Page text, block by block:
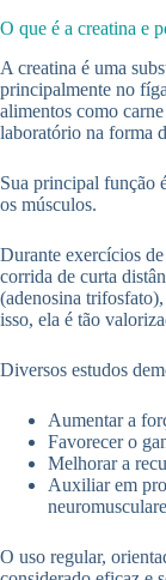
O que é a creatina e
A creatina é uma
principalmente no
alimentos como
laboratório na forma
Sua principal função
os músculos.
Durante exercícios
corrida de curta
(adenosina
isso, ela é tão
Diversos estudos
Aumentar a
Favorecer o
Melhorar a
Auxiliar em
O uso regular,